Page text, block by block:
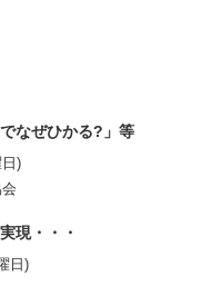
なぜひかる?」等
)
現・・・
日)